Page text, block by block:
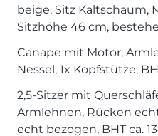
beige, Sitz Kaltschaum,
Sitzhöhe 46 cm,
Canape mit Motor,
Nessel, 1x Kopfstütze,
2,5-Sitzer mit
Armlehnen, Rücken
echt bezogen, BHT ca.